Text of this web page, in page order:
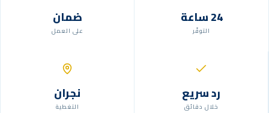
24 ساعة
التوفّر
ضمان
على العمل
رد سريع
خلال دقائق
نجران
التغطية